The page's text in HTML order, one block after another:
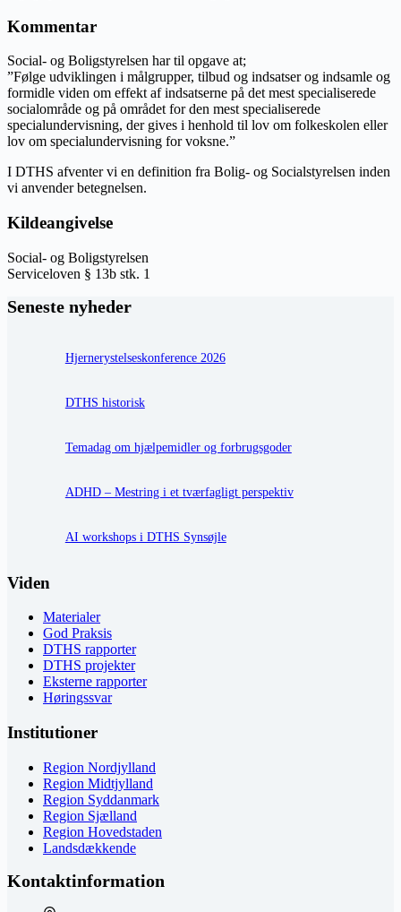
Kommentar
Social- og Boligstyrelsen har til opgave at;
”Følge udviklingen i målgrupper, tilbud og indsatser og indsamle og
formidle viden om effekt af indsatserne på det mest specialiserede
socialområde og på området for den mest specialiserede
specialundervisning, der gives i henhold til lov om folkeskolen eller
lov om specialundervisning for voksne.”
I DTHS afventer vi en definition fra Bolig- og Socialstyrelsen inden
vi anvender betegnelsen.
Kildeangivelse
Social- og Boligstyrelsen
Serviceloven § 13b stk. 1
Seneste nyheder
Hjernerystelseskonference 2026
DTHS historisk
Temadag om hjælpemidler og forbrugsgoder
ADHD – Mestring i et tværfagligt perspektiv
AI workshops i DTHS Synsøjle
Viden
Materialer
God Praksis
DTHS rapporter
DTHS projekter
Eksterne rapporter
Høringssvar
Institutioner
Region Nordjylland
Region Midtjylland
Region Syddanmark
Region Sjælland
Region Hovedstaden
Landsdækkende
Kontaktinformation